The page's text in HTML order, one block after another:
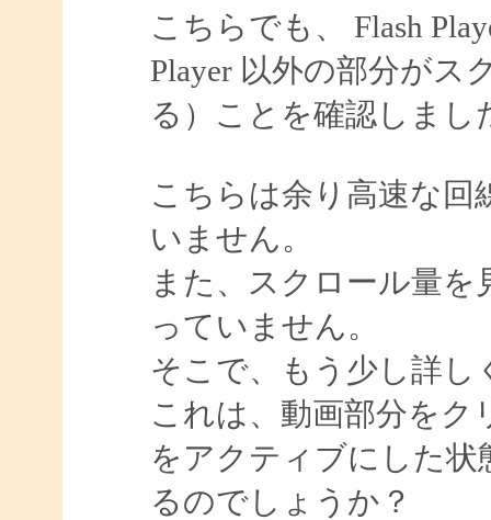
こちらでも、 Flash
Player 以外の部分がス
る）ことを確認しまし
こちらは余り高速な
いません。
また、スクロール量
っていません。
そこで、もう少し詳し
これは、動画部分をク
をアクティブにした
るのでしょうか？